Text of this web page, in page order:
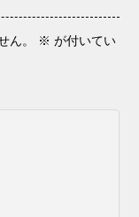
ん。 ※ が付いてい